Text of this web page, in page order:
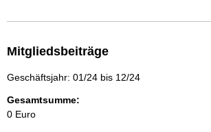
Mitgliedsbeiträge
Geschäftsjahr: 01/24 bis 12/24
Gesamtsumme:
0 Euro